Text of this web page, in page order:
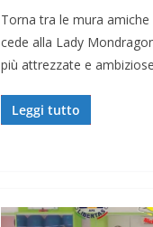
Torna tra le mura
cede alla Lady
più attrezzate e ambiziose
Leggi tutto